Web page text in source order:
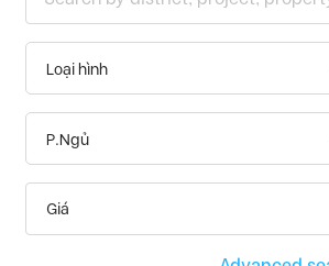
Loại hình
P.Ngủ
Giá